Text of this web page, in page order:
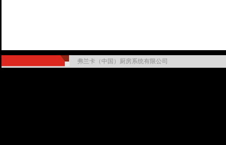
弗兰卡（中国）厨房系统有限公司